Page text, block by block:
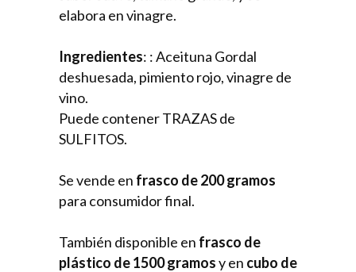
elabora en vinagre.
Ingredientes: : Aceituna Gordal
deshuesada, pimiento rojo, vinagre de
vino.
Puede contener TRAZAS de
SULFITOS.
Se vende en frasco de 200 gramos
para consumidor final.
También disponible en frasco de
plástico de 1500 gramosy en cubo de